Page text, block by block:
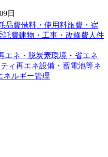
日
品費借料・使用料旅費・宿
託費建物・工事・改修費人件
エネ・脱炭素環境・省エネ
ィ再エネ設備・蓄電池等ネ
ネルギー管理